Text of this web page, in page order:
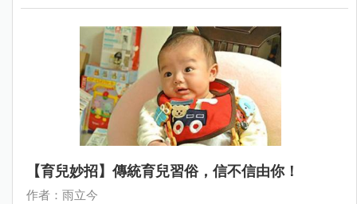
【育兒妙招】傳統育兒習俗，信不信由你！
作者：雨立今